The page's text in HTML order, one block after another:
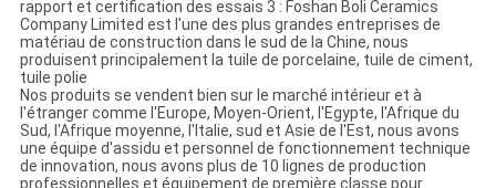
rapport et certification des essais 3 : Foshan Boli Ceramics
Company Limited est l'une des plus grandes entreprises de
matériau de construction dans le sud de la Chine, nous
produisent principalement la tuile de porcelaine, tuile de ciment,
tuile polie
Nos produits se vendent bien sur le marché intérieur et à
l'étranger comme l'Europe, Moyen-Orient, l'Egypte, l'Afrique du
Sud, l'Afrique moyenne, l'Italie, sud et Asie de l'Est, nous avons
une équipe d'assidu et personnel de fonctionnement technique
de innovation, nous avons plus de 10 lignes de production
professionnelles et équipement de première classe pour